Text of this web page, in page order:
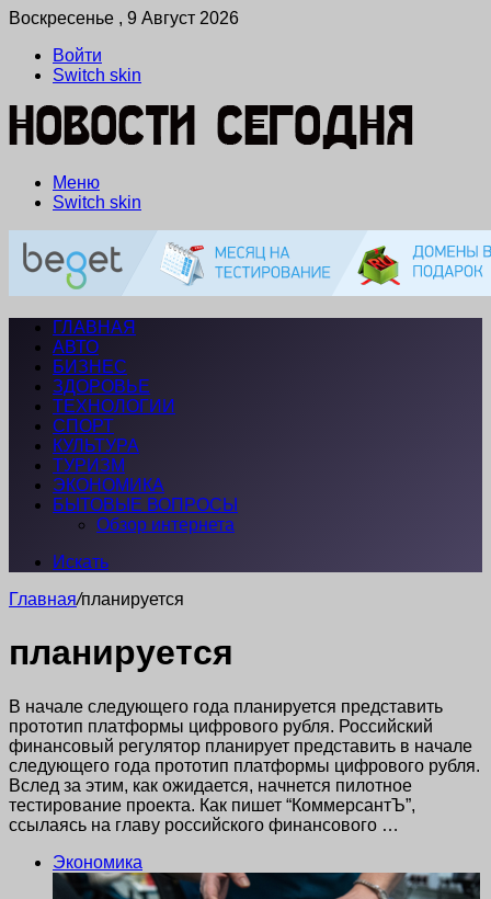
Воскресенье , 9 Август 2026
Войти
Switch skin
Меню
Switch skin
ГЛАВНАЯ
АВТО
БИЗНЕС
ЗДОРОВЬЕ
ТЕХНОЛОГИИ
СПОРТ
КУЛЬТУРА
ТУРИЗМ
ЭКОНОМИКА
БЫТОВЫЕ ВОПРОСЫ
Обзор интернета
Искать
Главная/планируется
планируется
В начале следующего года планируется представить
прототип платформы цифрового рубля. Российский
финансовый регулятор планирует представить в начале
следующего года прототип платформы цифрового рубля.
Вслед за этим, как ожидается, начнется пилотное
тестирование проекта. Как пишет “КоммерсантЪ”,
ссылаясь на главу российского финансового …
Экономика